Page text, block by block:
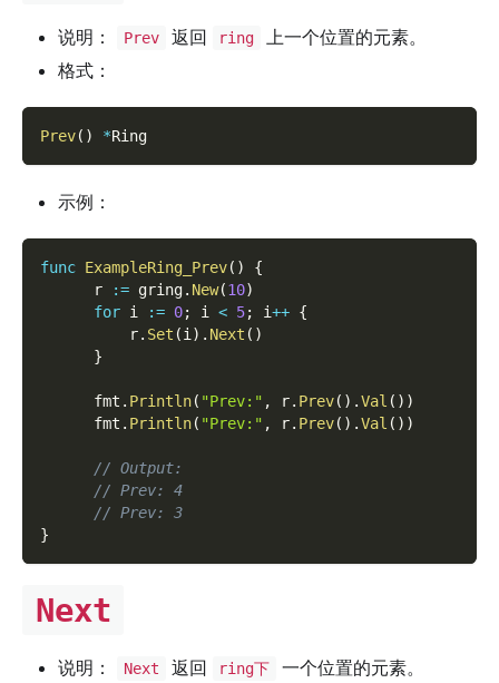
说明： Prev 返回 ring
上一个位置的元素。
格式：
Prev( ) *Ring
示例：
func ExampleRing_Prev( )
{
      r
:= gring. New(10)
for i := 0; i < 5; i++ {
          r
. Set (i ) . Next ( )
}
      fmt
. Println( "Prev:" , r. Prev( ) .Val ( ) )
      fmt
. Println( "Prev:" , r. Prev( ) .Val ( ) )
// Output:
// Prev: 4
// Prev: 3
}
Next
说明： Next 返回 ring下
一个位置的元素。